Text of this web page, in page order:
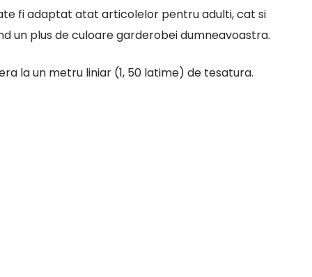
fi adaptat atat articolelor pentru adulti, cat si
un plus de culoare garderobei dumneavoastra.
la un metru liniar (1, 50 latime) de tesatura.